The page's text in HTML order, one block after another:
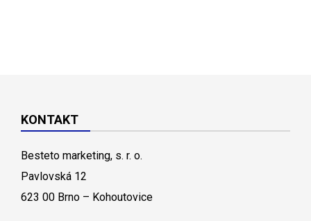
KONTAKT
Besteto marketing, s. r. o.
Pavlovská 12
623 00 Brno – Kohoutovice